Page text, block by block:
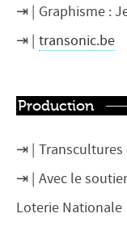
Graphisme :
transonic.be
Production
Transcultures
Avec le
Loterie Nationale